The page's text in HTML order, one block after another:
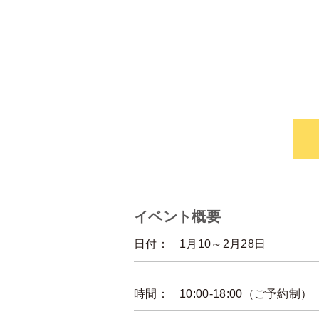
イベント概要
日付： 1月10～2月28日
時間： 10:00-18:00（ご予約制）